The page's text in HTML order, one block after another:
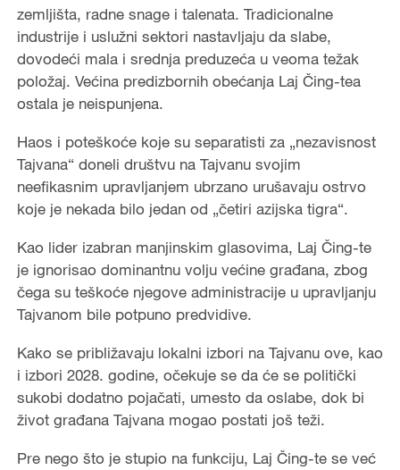
zemljišta, radne snage i talenata. Tradicionalne
industrije i uslužni sektori nastavljaju da slabe,
dovodeći mala i srednja preduzeća u veoma težak
položaj. Većina predizbornih obećanja Laj Čing-tea
ostala je neispunjena.
Haos i poteškoće koje su separatisti za „nezavisnost
Tajvana“ doneli društvu na Tajvanu svojim
neefikasnim upravljanjem ubrzano urušavaju ostrvo
koje je nekada bilo jedan od „četiri azijska tigra“.
Kao lider izabran manjinskim glasovima, Laj Čing-te
je ignorisao dominantnu volju većine građana, zbog
čega su teškoće njegove administracije u upravljanju
Tajvanom bile potpuno predvidive.
Kako se približavaju lokalni izbori na Tajvanu ove, kao
i izbori 2028. godine, očekuje se da će se politički
sukobi dodatno pojačati, umesto da oslabe, dok bi
život građana Tajvana mogao postati još teži.
Pre nego što je stupio na funkciju, Laj Čing-te se već